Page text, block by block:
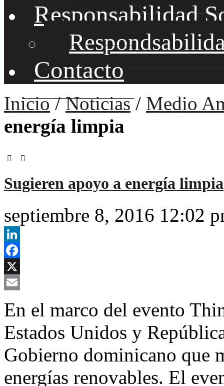
Responsabilidad
Contacto
Inicio/Noticias/ Medio
energía limpia
Sugieren apoyo a energía limpia
septiembre 8, 2016 12:02
LinkedIn
Facebook
X
En el marco del evento
Estados Unidos y
Gobierno dominicano que
energías renovables. El